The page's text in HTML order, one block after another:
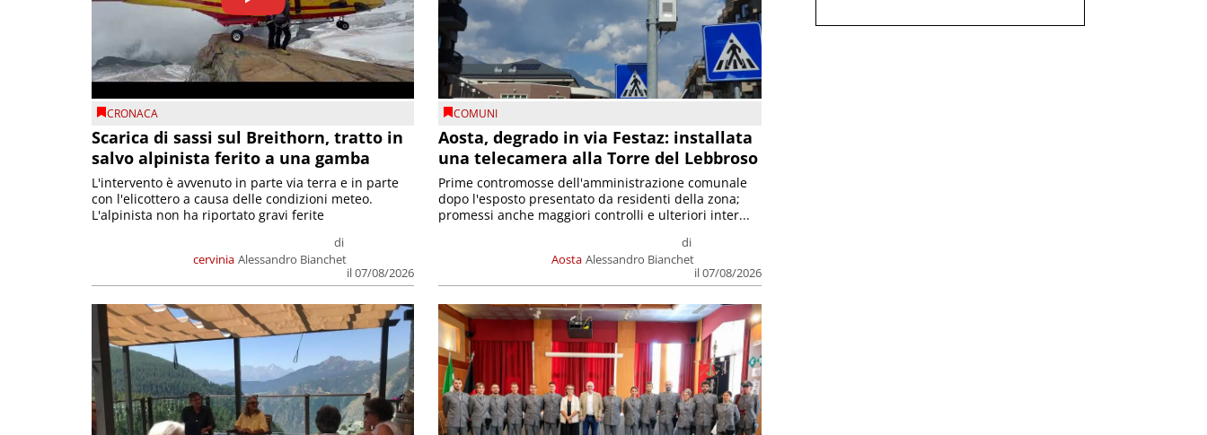
CRONACA
Scarica di sassi sul Breithorn, tratto in
salvo alpinista ferito a una gamba
cervinia
di
Alessandro Bianchet
il 07/08/2026
L'intervento è avvenuto in parte via terra e in parte
con l'elicottero a causa delle condizioni meteo.
L'alpinista non ha riportato gravi ferite
COMUNI
Aosta, degrado in via Festaz: installata
una telecamera alla Torre del Lebbroso
Aosta
di
Alessandro Bianchet
il 07/08/2026
Prime contromosse dell'amministrazione comunale
dopo l'esposto presentato da residenti della zona;
promessi anche maggiori controlli e ulteriori inter...